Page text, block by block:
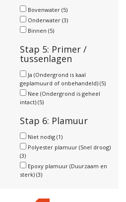
Bovenwater (5)
Onderwater (3)
Binnen (5)
Stap 5: Primer /
tussenlagen
Ja (Ondergrond is kaal
geplamuurd of onbehandeld) (5)
Nee (Ondergrond is geheel
intact) (5)
Stap 6: Plamuur
Niet nodig (1)
Polyester plamuur (Snel droog)
(3)
Epoxy plamuur (Duurzaam en
sterk) (3)